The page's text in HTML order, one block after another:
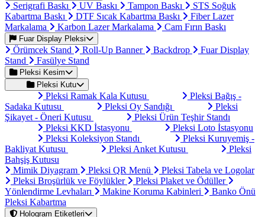
Serigrafi Baskı UV Baskı Tampon Baskı
STS Soğuk
Kabartma Baskı
DTF Sıcak Kabartma Baskı
Fiber Lazer
Markalama
Karbon Lazer Markalama Cam Fırın Baskı
Fuar Display Pleksi
Örümcek Stand Roll-Up Banner Backdrop
Fuar Display
Stand
Fasülye Stand
Pleksi Kesim
Pleksi Kutu
Pleksi Ramak Kala Kutusu
Pleksi Bağış -
Sadaka Kutusu
Pleksi Oy Sandığı
Pleksi
Şikayet - Öneri Kutusu
Pleksi Ürün Teşhir Standı
Pleksi KKD İstasyonu
Pleksi Loto İstasyonu
Pleksi Koleksiyon Standı
Pleksi Kuruyemiş -
Bakliyat Kutusu
Pleksi Anket Kutusu
Pleksi
Bahşiş Kutusu
Mimik Diyagram
Pleksi QR Menü
Pleksi Tabela ve Logolar
Pleksi Broşürlük ve Föylükler
Pleksi Plaket ve Ödüller
Yönlendirme Levhaları
Makine Koruma Kabinleri
Banko Önü
Pleksi Kabartma
Hologram Etiketleri